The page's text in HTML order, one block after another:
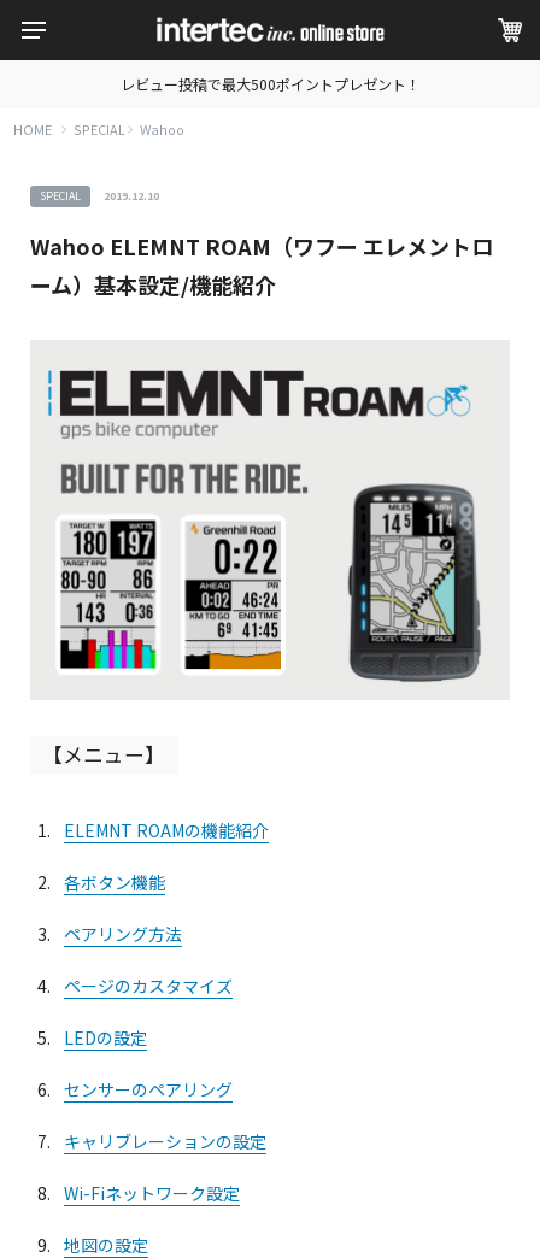
レビュー投稿で最大500ポイントプレゼント！
HOME SPECIAL Wahoo
SPECIAL 2019.12.10
Wahoo ELEMNT ROAM（ワフー エレメントロ
ーム）基本設定/機能紹介
【メニュー】
ELEMNT ROAMの機能紹介
各ボタン機能
ペアリング方法
ページのカスタマイズ
LEDの設定
センサーのペアリング
キャリブレーションの設定
Wi-Fiネットワーク設定
地図の設定